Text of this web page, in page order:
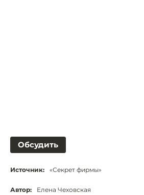
Обсудить
Источник: «Секрет фирмы»
Автор: Елена Чеховская